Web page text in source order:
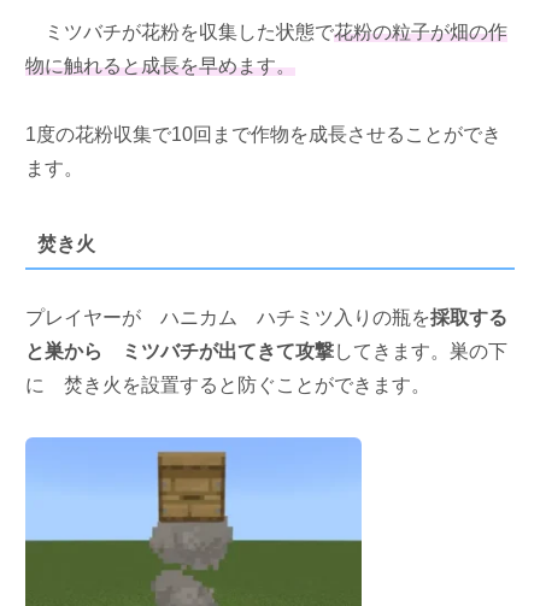
ミツバチが花粉を収集した状態で花粉の粒子が畑の作
物に触れると成長を早めます。
1度の花粉収集で10回まで作物を成長させることができ
ます。
焚き火
プレイヤーが ハニカム ハチミツ入りの瓶を採取する
と巣から
ミツバチが出てきて攻撃してきます。巣の下
に
焚き火を設置すると防ぐことができます。